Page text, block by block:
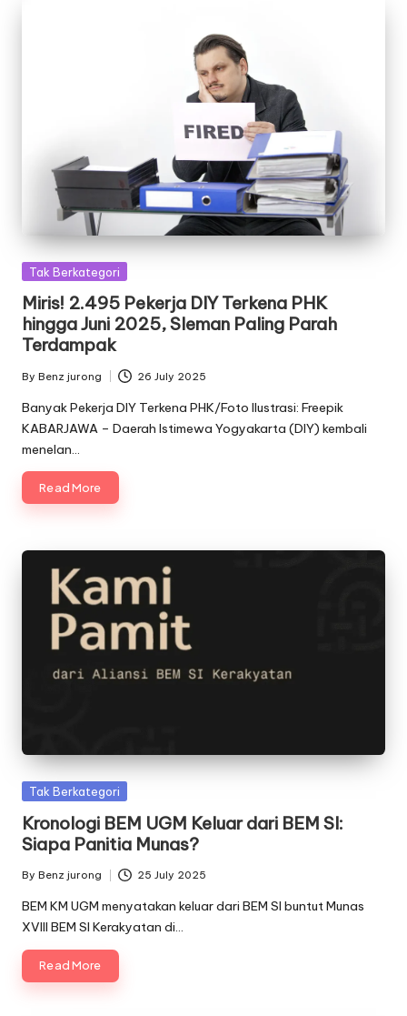
Posted
Tak Berkategori
Miris! 2.495 Pekerja DIY Terkena PHK
hingga Juni 2025, Sleman Paling Parah
Terdampak
Posted
by
By Benz jurong 26 July 2025
Banyak Pekerja DIY Terkena PHK/Foto Ilustrasi: Freepik
KABARJAWA – Daerah Istimewa Yogyakarta (DIY) kembali
menelan…
Read More
Posted
Tak Berkategori
Kronologi BEM UGM Keluar dari BEM SI:
Siapa Panitia Munas?
Posted
by
By Benz jurong 25 July 2025
BEM KM UGM menyatakan keluar dari BEM SI buntut Munas
XVIII BEM SI Kerakyatan di…
Read More